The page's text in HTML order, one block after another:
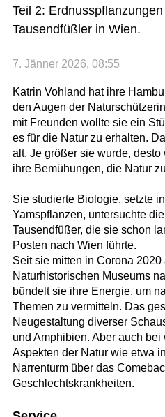
Teil 2:
Tausendfüßler in Wien.
7. Jänner 2026, 08:55
Katrin Vohland hat ihre
den Augen der
mit Freunden wollte sie ein
es für die Natur zu erhalten.
alt. Je größer sie wurde,
ihre Bemühungen, die Natur
Sie studierte Biologie, setzte
Yamspflanzen, untersuchte
Tausendfüßer, die sie schon
Posten nach Wien führte.
Seit sie mitten in Corona
Naturhistorischen Museums
bündelt sie ihre Energie, um
Themen zu vermitteln. Das
Neugestaltung diverser
und Amphibien. Aber auch
Aspekten der Natur wie etwa
Narrenturm über das
Geschlechtskrankheiten.